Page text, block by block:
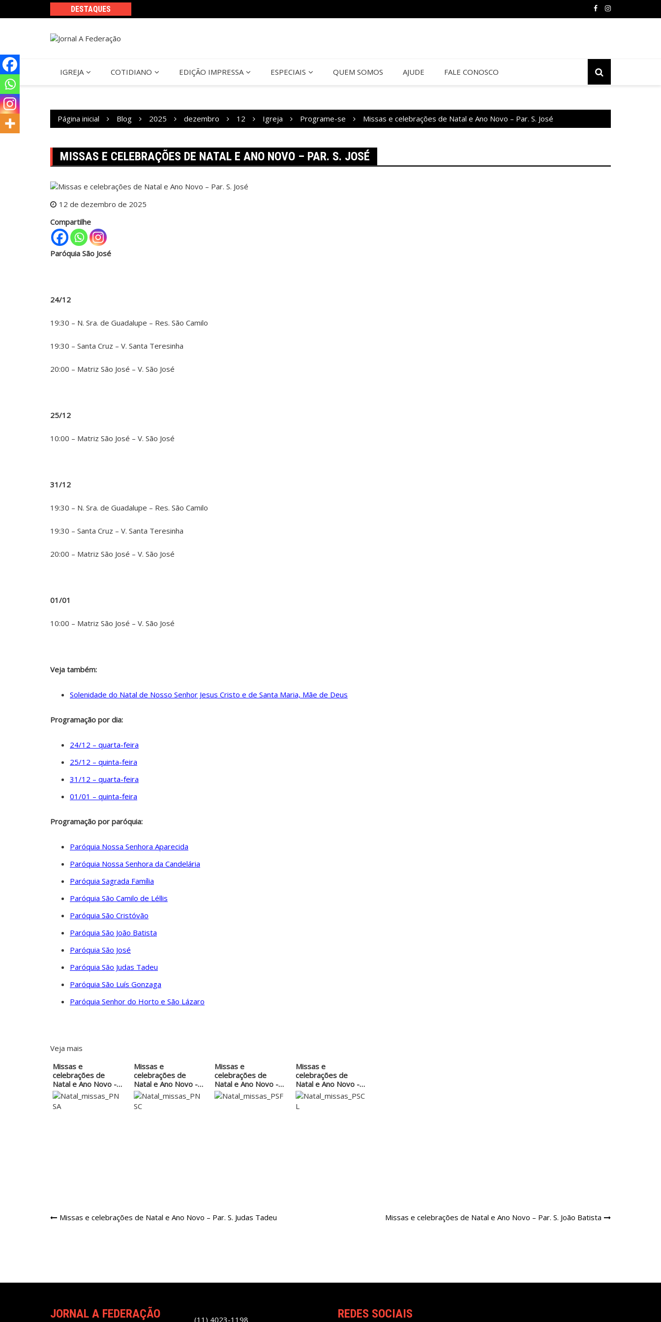
DESTAQUES
IGREJA COTIDIANO EDIÇÃO IMPRESSA ESPECIAIS QUEM SOMOS AJUDE FALE CONOSCO
Página inicial Blog 2025 dezembro 12 Igreja Programe-se Missas e celebrações de Natal e Ano Novo – Par. S. José
MISSAS E CELEBRAÇÕES DE NATAL E ANO NOVO – PAR. S. JOSÉ
12 de dezembro de 2025
Compartilhe
Paróquia São José
24/12
19:30 – N. Sra. de Guadalupe – Res. São Camilo
19:30 – Santa Cruz – V. Santa Teresinha
20:00 – Matriz São José – V. São José
25/12
10:00 – Matriz São José – V. São José
31/12
19:30 – N. Sra. de Guadalupe – Res. São Camilo
19:30 – Santa Cruz – V. Santa Teresinha
20:00 – Matriz São José – V. São José
01/01
10:00 – Matriz São José – V. São José
Veja também:
Solenidade do Natal de Nosso Senhor Jesus Cristo e de Santa Maria, Mãe de Deus
Programação por dia:
24/12 – quarta-feira
25/12 – quinta-feira
31/12 – quarta-feira
01/01 – quinta-feira
Programação por paróquia:
Paróquia Nossa Senhora Aparecida
Paróquia Nossa Senhora da Candelária
Paróquia Sagrada Família
Paróquia São Camilo de Léllis
Paróquia São Cristóvão
Paróquia São João Batista
Paróquia São José
Paróquia São Judas Tadeu
Paróquia São Luís Gonzaga
Paróquia Senhor do Horto e São Lázaro
Veja mais
Missas e
celebrações de
Natal e Ano Novo -
Par. N.…
Missas e
celebrações de
Natal e Ano Novo -
Par. N.…
Missas e
celebrações de
Natal e Ano Novo -
Par.…
Missas e
celebrações de
Natal e Ano Novo -
Par. S.…
Navegação
Missas e celebrações de Natal e Ano Novo – Par. S. Judas Tadeu Missas e celebrações de Natal e Ano Novo – Par. S. João Batista
JORNAL A FEDERAÇÃO (11) 4023-1198 REDES SOCIAIS